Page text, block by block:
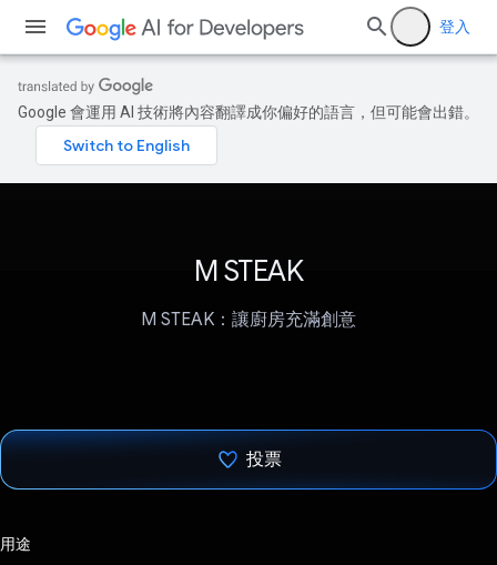
登入
Google 會運用 AI 技術將內容翻譯成你偏好的語言，但可能會出錯。
M STEAK
M STEAK：讓廚房充滿創意
投票
用途